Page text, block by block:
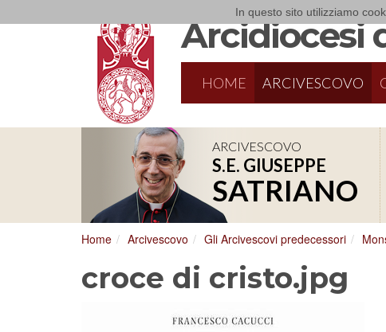
In questo sito utilizziamo
Arcidiocesi
HOME ARCIVESCOVO
ARCIVESCOVO
S.E. GIUSEPPE
SATRIANO
Home Arcivescovo Gli Arcivescovi predecessori
croce di cristo.jpg